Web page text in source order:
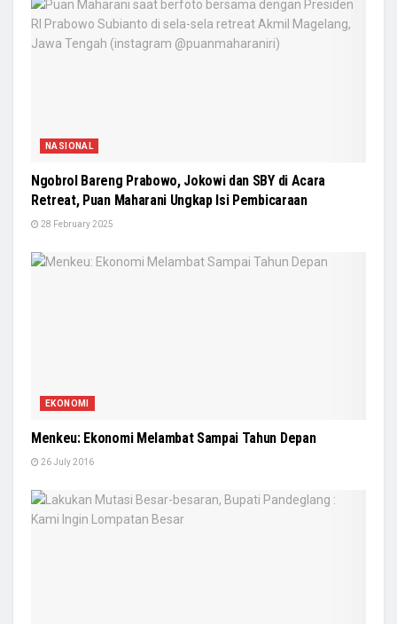
NASIONAL
Ngobrol Bareng Prabowo, Jokowi dan SBY di Acara
Retreat, Puan Maharani Ungkap Isi Pembicaraan
28 February 2025
EKONOMI
Menkeu: Ekonomi Melambat Sampai Tahun Depan
26 July 2016